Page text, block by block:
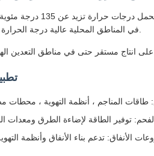
تعمل درجات الحرارة العريضة على درجات الحرارة
في المناطق المحلية عالية درجة الحرارة بالقرب من آلات التعدين الثقيلة.
طاقات المناجم ، أنظمة التهوية ،
توفير الطاقة لإضاءة الطرق ومعدات
الأنفاق: تدعم بناء الأنفاق وأنظمة